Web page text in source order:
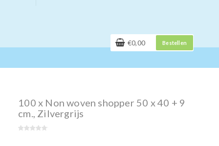
€0,00 Bestellen
100 x Non woven shopper 50 x 40 + 9
cm., Zilvergrijs